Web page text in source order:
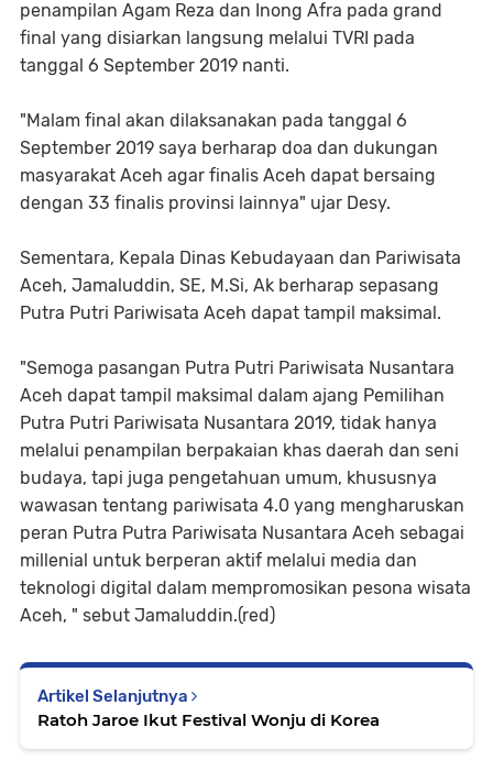
penampilan Agam Reza dan Inong Afra pada grand
final yang disiarkan langsung melalui TVRI pada
tanggal 6 September 2019 nanti.
"Malam final akan dilaksanakan pada tanggal 6
September 2019 saya berharap doa dan dukungan
masyarakat Aceh agar finalis Aceh dapat bersaing
dengan 33 finalis provinsi lainnya" ujar Desy.
Sementara, Kepala Dinas Kebudayaan dan Pariwisata
Aceh, Jamaluddin, SE, M.Si, Ak berharap sepasang
Putra Putri Pariwisata Aceh dapat tampil maksimal.
"Semoga pasangan Putra Putri Pariwisata Nusantara
Aceh dapat tampil maksimal dalam ajang Pemilihan
Putra Putri Pariwisata Nusantara 2019, tidak hanya
melalui penampilan berpakaian khas daerah dan seni
budaya, tapi juga pengetahuan umum, khususnya
wawasan tentang pariwisata 4.0 yang mengharuskan
peran Putra Putra Pariwisata Nusantara Aceh sebagai
millenial untuk berperan aktif melalui media dan
teknologi digital dalam mempromosikan pesona wisata
Aceh, " sebut Jamaluddin.(red)
Artikel Selanjutnya
Ratoh Jaroe Ikut Festival Wonju di Korea